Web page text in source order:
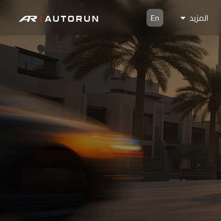
المزيد En